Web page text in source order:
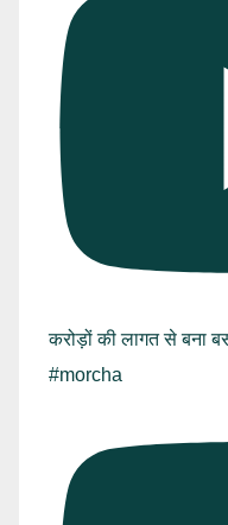
करोड़ों की लागत से बना
#morcha